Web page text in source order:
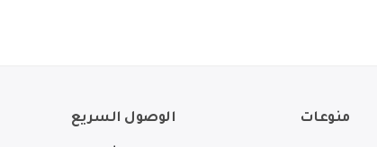
منوعات الوصول السريع